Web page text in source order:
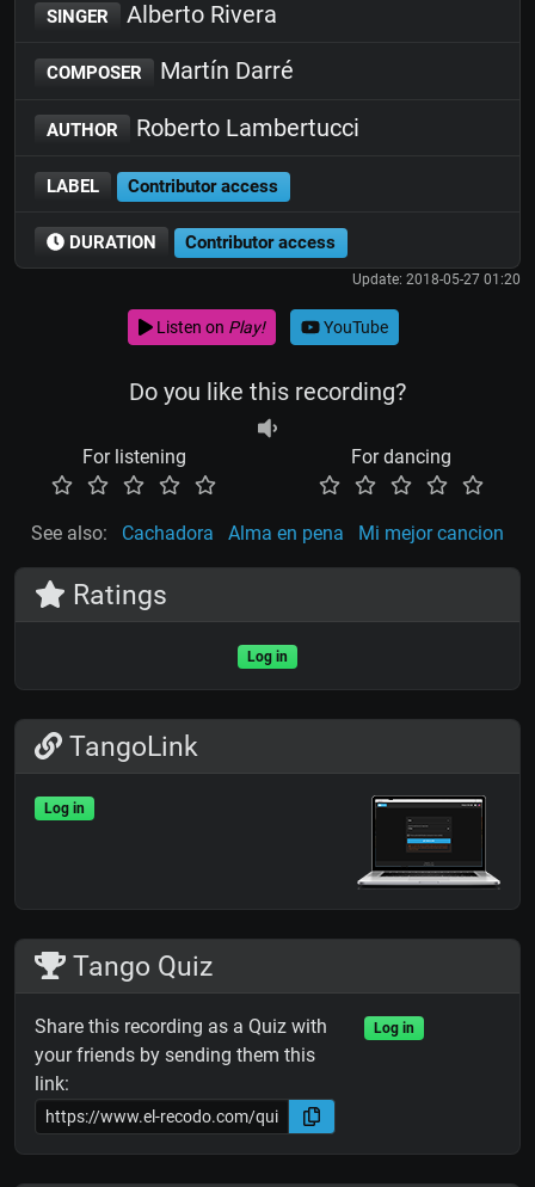
SINGER Alberto Rivera
COMPOSER Martín Darré
AUTHOR Roberto Lambertucci
LABEL Contributor access
DURATION Contributor access
Update: 2018-05-27 01:20
Listen on Play! YouTube
Do you like this recording?
For listening For dancing
See also: Cachadora Alma en pena Mi mejor cancion
Ratings
Log in
TangoLink
Log in
Tango Quiz
Share this recording as a Quiz with
your friends by sending them this
link:
Log in